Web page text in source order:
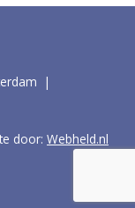
|
door: Webheld.nl